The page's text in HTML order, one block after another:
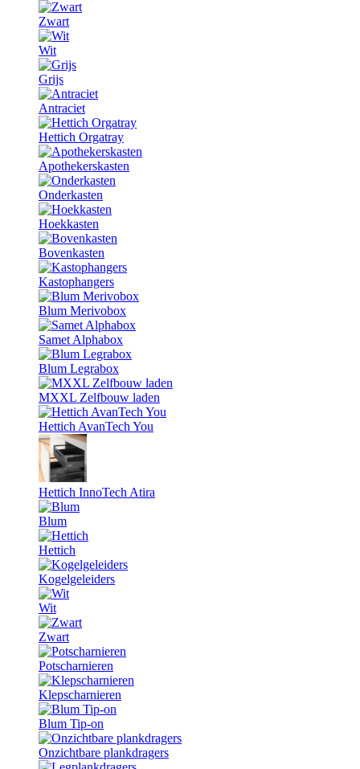
Zwart
Wit
Grijs
Antraciet
Hettich Orgatray
Apothekerskasten
Onderkasten
Hoekkasten
Bovenkasten
Kastophangers
Blum Merivobox
Samet Alphabox
Blum Legrabox
MXXL Zelfbouw laden
Hettich AvanTech You
Hettich InnoTech Atira
Blum
Hettich
Kogelgeleiders
Wit
Zwart
Potscharnieren
Klepscharnieren
Blum Tip-on
Onzichtbare plankdragers